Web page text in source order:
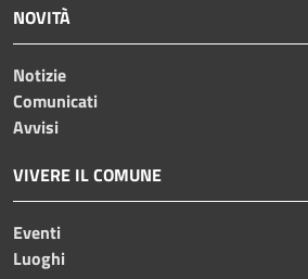
NOVITÀ
Notizie
Comunicati
Avvisi
VIVERE IL COMUNE
Eventi
Luoghi